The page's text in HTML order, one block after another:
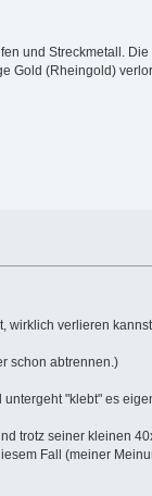
und Streckmetall.
Gold (Rheingold)
wirklich verlieren
schon abtrennen.)
"klebt" es
trotz seiner kleinen
Fall (meiner